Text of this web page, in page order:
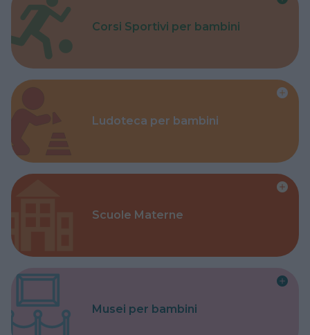
Corsi Sportivi per bambini
Ludoteca per bambini
Scuole Materne
Musei per bambini